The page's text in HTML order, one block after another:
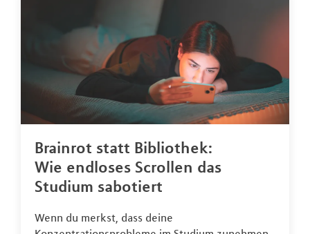
Brainrot statt Bibliothek:
Wie endloses Scrollen das
Studium sabotiert
Wenn du merkst, dass deine